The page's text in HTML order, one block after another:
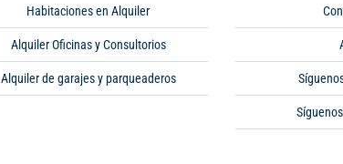
Habitaciones en Alquiler
Alquiler Oficinas y Consultorios
Alquiler de garajes y parqueaderos